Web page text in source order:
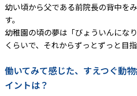
幼い頃から父である前院長の背中を
す。
幼稚園の頃の夢は「びょういんにな
くらいで、それからずっとずっと目
働いてみて感じた、すえつぐ動
イントは？